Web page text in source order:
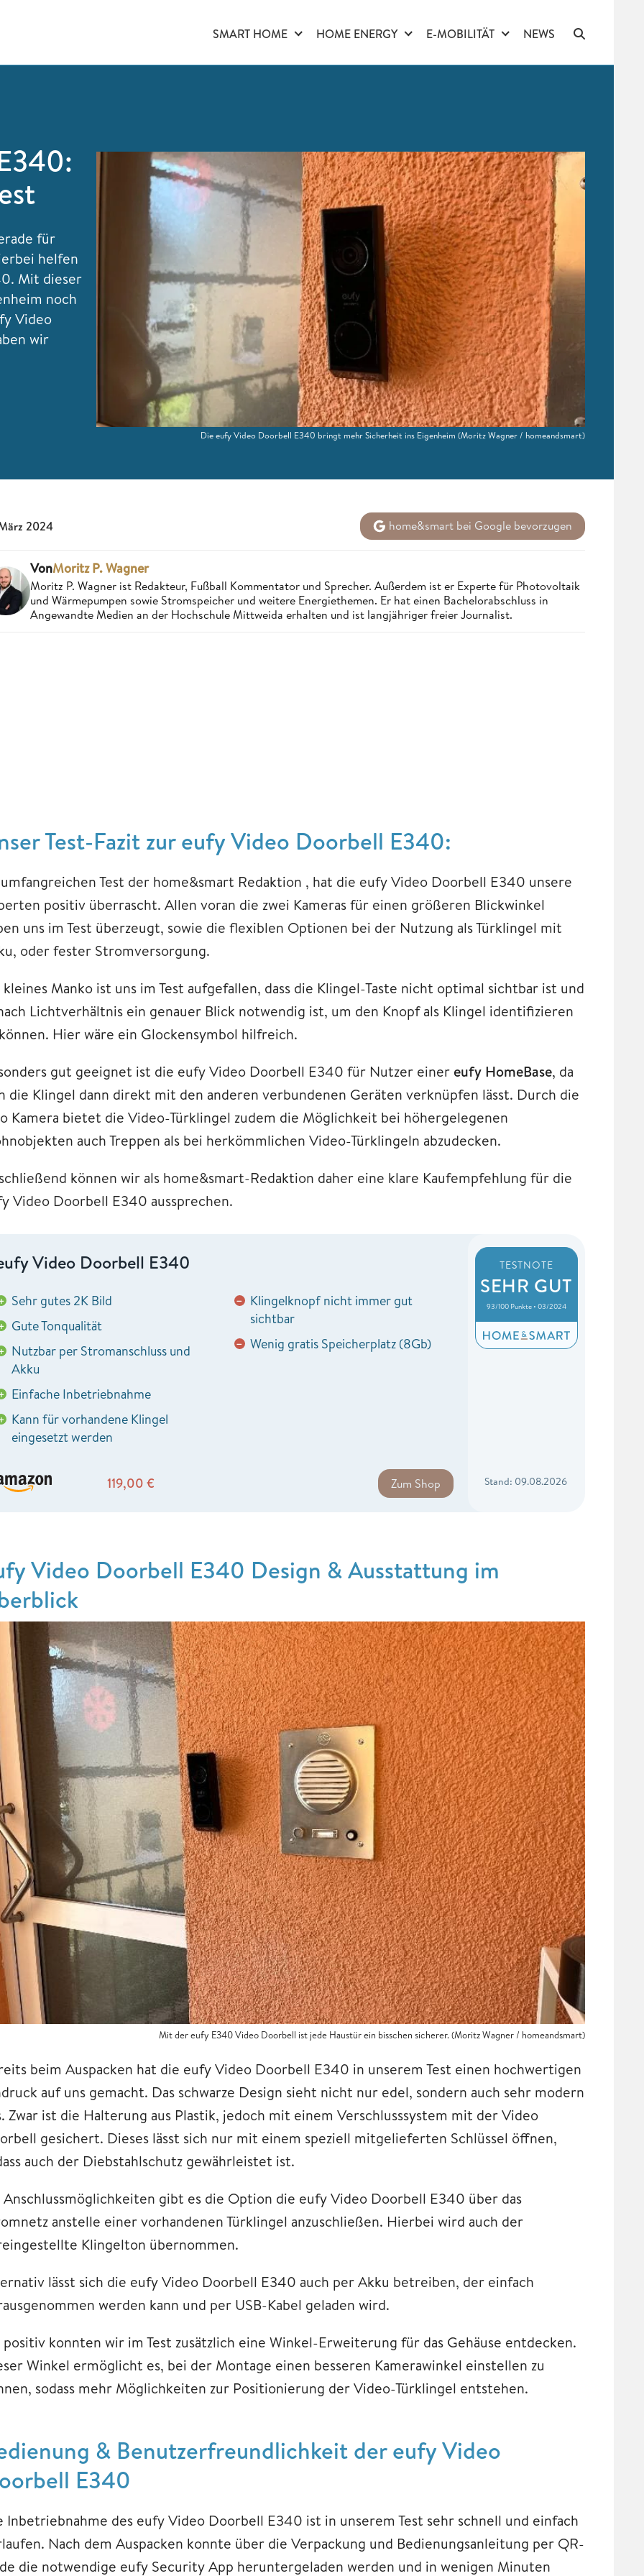
SMART HOME HOME ENERGY E-MOBILITÄT NEWS
für
helfen
Mit dieser
noch
Video
wir
Die eufy Video Doorbell E340 bringt mehr Sicherheit ins Eigenheim (Moritz Wagner / homeandsmart)
2024 home&smart bei Google bevorzugen
VonMoritz P. Wagner
Moritz P. Wagner ist Redakteur, Fußball Kommentator und Sprecher. Außerdem ist er Experte für Photovoltaik
und Wärmepumpen sowie Stromspeicher und weitere Energiethemen. Er hat einen Bachelorabschluss in
Angewandte Medien an der Hochschule Mittweida erhalten und ist langjähriger freier Journalist.
Test-Fazit zur eufy Video Doorbell E340:
Test der home&smart Redaktion , hat die eufy Video Doorbell E340 unsere
positiv überrascht. Allen voran die zwei Kameras für einen größeren Blickwinkel
uns im Test überzeugt, sowie die flexiblen Optionen bei der Nutzung als Türklingel mit
oder fester Stromversorgung.
kleines Manko ist uns im Test aufgefallen, dass die Klingel-Taste nicht optimal sichtbar ist und
Lichtverhältnis ein genauer Blick notwendig ist, um den Knopf als Klingel identifizieren
Hier wäre ein Glockensymbol hilfreich.
gut geeignet ist die eufy Video Doorbell E340 für Nutzer einer eufy HomeBase, da
die Klingel dann direkt mit den anderen verbundenen Geräten verknüpfen lässt. Durch die
Kamera bietet die Video-Türklingel zudem die Möglichkeit bei höhergelegenen
auch Treppen als bei herkömmlichen Video-Türklingeln abzudecken.
können wir als home&smart-Redaktion daher eine klare Kaufempfehlung für die
Video Doorbell E340 aussprechen.
Video Doorbell E340
Sehr gutes 2K Bild
Gute Tonqualität
Nutzbar per Stromanschluss und
Akku
Einfache Inbetriebnahme
Kann für vorhandene Klingel
eingesetzt werden
− Klingelknopf nicht immer gut
sichtbar
− Wenig gratis Speicherplatz (8Gb)
119,00 € Zum Shop
TESTNOTE
SEHR GUT
93/100 Punkte • 03/2024
Stand: 09.08.2026
Video Doorbell E340 Design & Ausstattung im
Mit der eufy E340 Video Doorbell ist jede Haustür ein bisschen sicherer. (Moritz Wagner / homeandsmart)
beim Auspacken hat die eufy Video Doorbell E340 in unserem Test einen hochwertigen
auf uns gemacht. Das schwarze Design sieht nicht nur edel, sondern auch sehr modern
Zwar ist die Halterung aus Plastik, jedoch mit einem Verschlusssystem mit der Video
gesichert. Dieses lässt sich nur mit einem speziell mitgelieferten Schlüssel öffnen,
auch der Diebstahlschutz gewährleistet ist.
Anschlussmöglichkeiten gibt es die Option die eufy Video Doorbell E340 über das
anstelle einer vorhandenen Türklingel anzuschließen. Hierbei wird auch der
Klingelton übernommen.
lässt sich die eufy Video Doorbell E340 auch per Akku betreiben, der einfach
werden kann und per USB-Kabel geladen wird.
positiv konnten wir im Test zusätzlich eine Winkel-Erweiterung für das Gehäuse entdecken.
Winkel ermöglicht es, bei der Montage einen besseren Kamerawinkel einstellen zu
sodass mehr Möglichkeiten zur Positionierung der Video-Türklingel entstehen.
& Benutzerfreundlichkeit der eufy Video
E340
Inbetriebnahme des eufy Video Doorbell E340 ist in unserem Test sehr schnell und einfach
Nach dem Auspacken konnte über die Verpackung und Bedienungsanleitung per QR-
die notwendige eufy Security App heruntergeladen werden und in wenigen Minuten